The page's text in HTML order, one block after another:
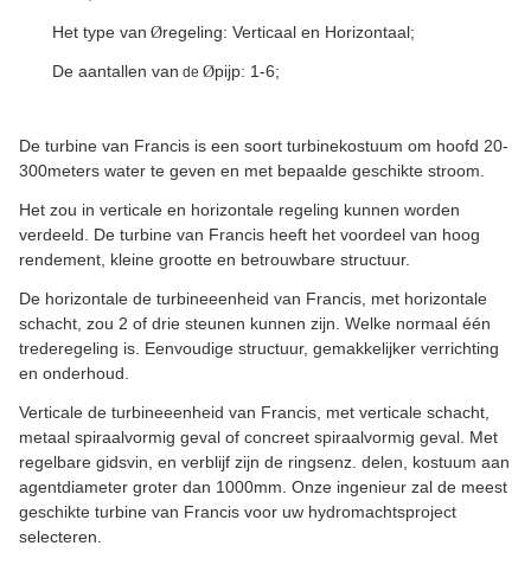
Het type van Øregeling: Verticaal en Horizontaal;
De aantallen van de Øpijp: 1-6;
De turbine van Francis is een soort turbinekostuum om hoofd 20-
300meters water te geven en met bepaalde geschikte stroom.
Het zou in verticale en horizontale regeling kunnen worden
verdeeld. De turbine van Francis heeft het voordeel van hoog
rendement, kleine grootte en betrouwbare structuur.
De horizontale de turbineeenheid van Francis, met horizontale
schacht, zou 2 of drie steunen kunnen zijn. Welke normaal één
trederegeling is. Eenvoudige structuur, gemakkelijker verrichting
en onderhoud.
Verticale de turbineeenheid van Francis, met verticale schacht,
metaal spiraalvormig geval of concreet spiraalvormig geval. Met
regelbare gidsvin, en verblijf zijn de ringsenz. delen, kostuum aan
agentdiameter groter dan 1000mm. Onze ingenieur zal de meest
geschikte turbine van Francis voor uw hydromachtsproject
selecteren.